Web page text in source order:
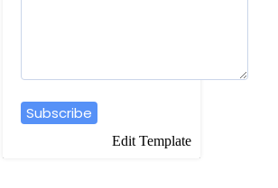
Subscribe
Edit Template